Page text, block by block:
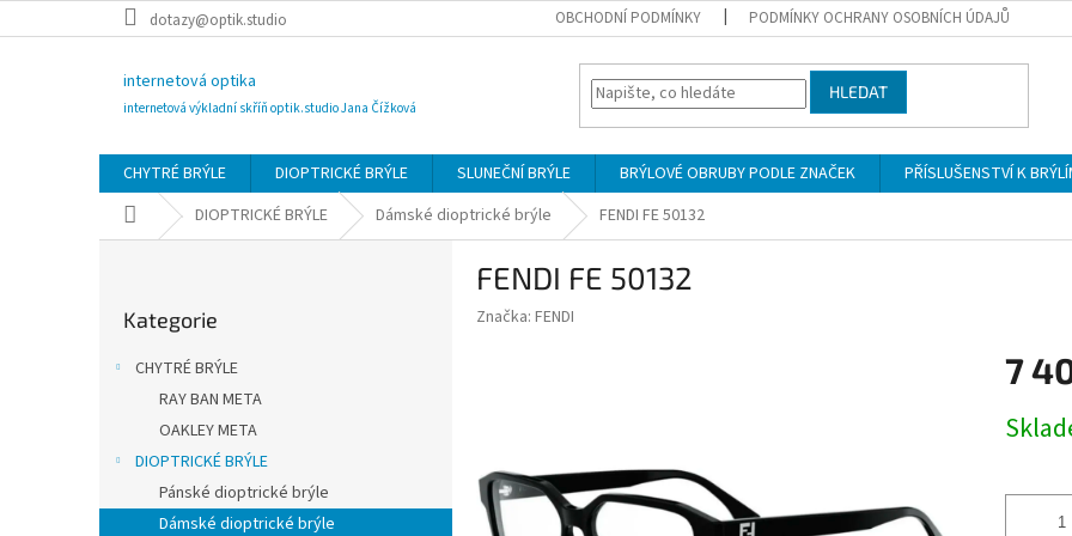
na
dotazy@optik.studio OBCHODNÍ PODMÍNKY PODMÍNKY OCHRANY OSOBNÍCH ÚDAJŮ
internetová optika
internetová výkladní skříň optik.studio Jana Čížková
HLEDAT
CHYTRÉ BRÝLE DIOPTRICKÉ BRÝLE SLUNEČNÍ BRÝLE BRÝLOVÉ OBRUBY PODLE ZNAČEK PŘÍSLUŠENSTVÍ K
Domů DIOPTRICKÉ BRÝLE Dámské dioptrické brýle FENDI FE 50132
a
kategorie
Kategorie
CHYTRÉ BRÝLE
RAY BAN META
OAKLEY META
DIOPTRICKÉ BRÝLE
Pánské dioptrické brýle
Dámské dioptrické brýle
FENDI FE 50132
Značka: FENDI
7
cena: